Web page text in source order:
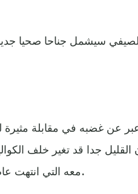
عبر عن غضبه في مقابلة
جدا قد تغير خلف
معه التي انتهت عام 2009، عندما انتقل إلى ريال مدريد.